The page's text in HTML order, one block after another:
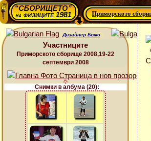
“СБОРИЩЕТО”
нафизиците 1981 Приморското
Дизайнер Божо
Участниците
Приморското сборище 2008,19-22
септември 2008
Снимки в албума (20):